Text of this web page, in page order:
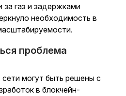
газ и задержками
необходимость в
проблема
могут быть решены с
в блокчейн-